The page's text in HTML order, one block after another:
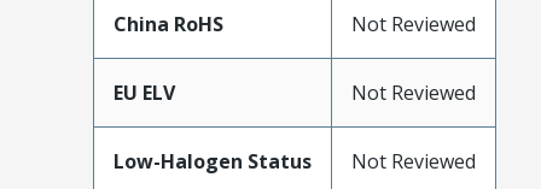
China RoHS Not Reviewed
EU ELV Not Reviewed
Low-Halogen Status Not Reviewed